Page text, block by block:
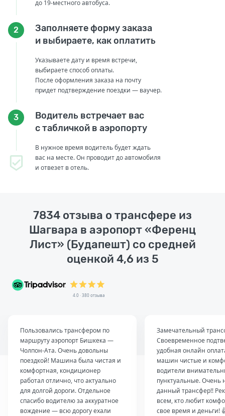
до 19-местного автобуса.
2
Заполняете форму заказа
и выбираете, как оплатить
Указываете дату и время встречи,
выбираете способ оплаты.
После оформления заказа на почту
придет подтверждение поездки — ваучер.
3
Водитель встречает вас
с табличкой в аэропорту
В нужное время водитель будет ждать
вас на месте. Он проводит до автомобиля
и отвезет в отель.
7834 отзыва о трансфере из
Шагвара в аэропорт «Ференц
Лист» (Будапешт) со средней
оценкой 4,6 из 5
4.0 · 380 отзыва
Пользовались трансфером по
маршруту аэропорт Бишкека —
Чолпон-Ата. Очень довольны
поездкой! Машина была чистая и
комфортная, кондиционер
работал отлично, что актуально
для долгой дороги. Отдельное
спасибо водителю за аккуратное
вождение — всю дорогу ехали
Замечательный
Своевременное
удобная онлайн
машин чистые и
водители
пунктуальные. Очень
данный трансфер!!
всем, кто любит
свое время и деньги!